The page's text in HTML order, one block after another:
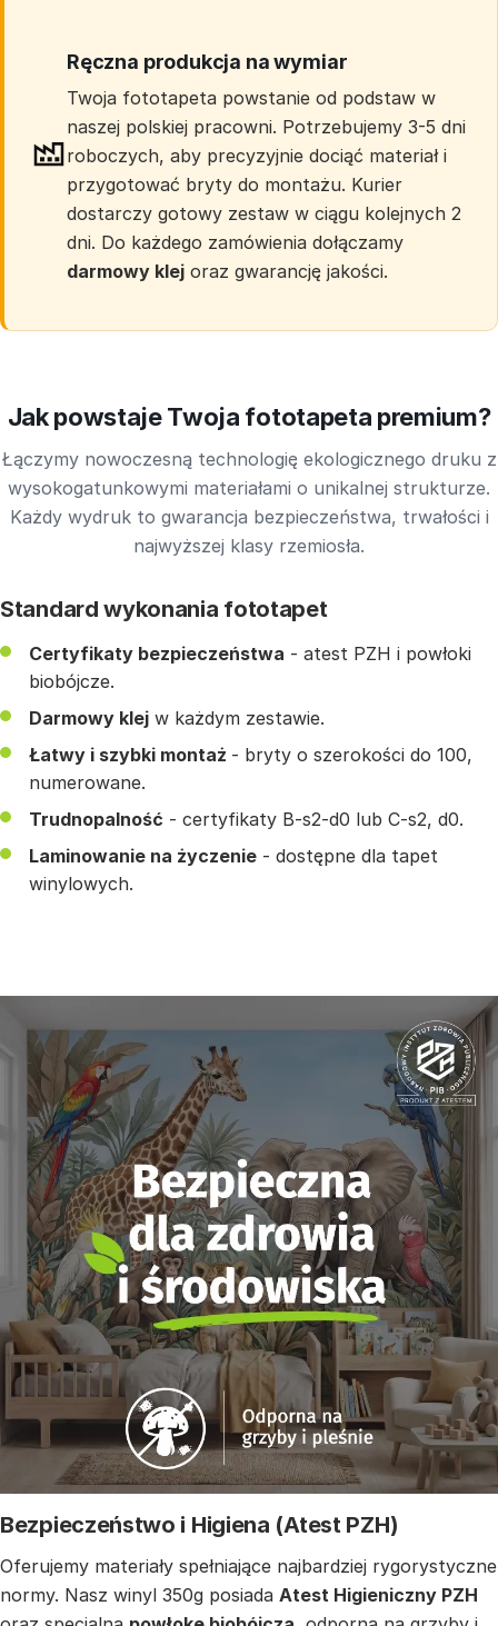
Ręczna produkcja na wymiar
Twoja fototapeta powstanie od podstaw w
naszej polskiej pracowni. Potrzebujemy 3-5 dni
roboczych, aby precyzyjnie dociąć materiał i
przygotować bryty do montażu. Kurier
dostarczy gotowy zestaw w ciągu kolejnych 2
dni. Do każdego zamówienia dołączamy
darmowy klej oraz gwarancję jakości.
Jak powstaje Twoja fototapeta premium?
Łączymy nowoczesną technologię ekologicznego druku z
wysokogatunkowymi materiałami o unikalnej strukturze.
Każdy wydruk to gwarancja bezpieczeństwa, trwałości i
najwyższej klasy rzemiosła.
Standard wykonania fototapet
Certyfikaty bezpieczeństwa - atest PZH i powłoki
biobójcze.
Darmowy klej w każdym zestawie.
Łatwy i szybki montaż - bryty o szerokości do 100,
numerowane.
Trudnopalność - certyfikaty B-s2-d0 lub C-s2, d0.
Laminowanie na życzenie - dostępne dla tapet
winylowych.
Bezpieczeństwo i Higiena (Atest PZH)
Oferujemy materiały spełniające najbardziej rygorystyczne
normy. Nasz winyl 350g posiada Atest Higieniczny PZH